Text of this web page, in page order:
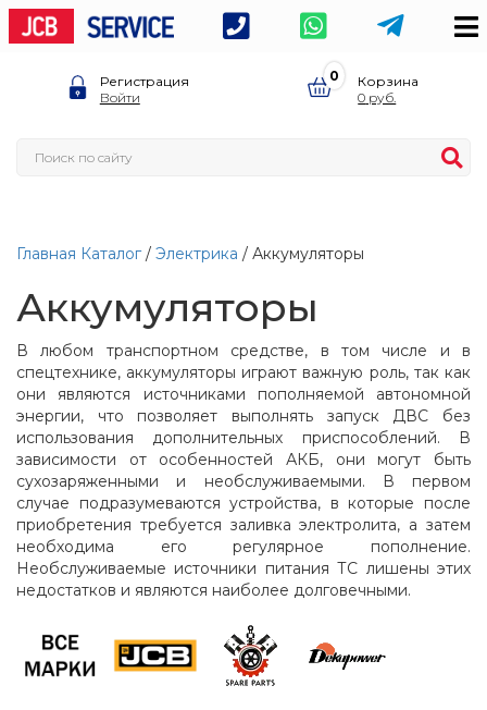
Регистрация
Войти
0
Корзина
0
Главная Каталог/ Электрика / Аккумуляторы
Аккумуляторы
В любом транспортном средстве, в том числе и в
спецтехнике, аккумуляторы играют важную роль, так как
они являются источниками пополняемой автономной
энергии, что позволяет выполнять запуск ДВС без
использования дополнительных приспособлений. В
зависимости от особенностей АКБ, они могут быть
сухозаряженными и необслуживаемыми. В первом
случае подразумеваются устройства, в которые после
приобретения требуется заливка электролита, а затем
необходима его регулярное пополнение.
Необслуживаемые источники питания ТС лишены этих
недостатков и являются наиболее долговечными.